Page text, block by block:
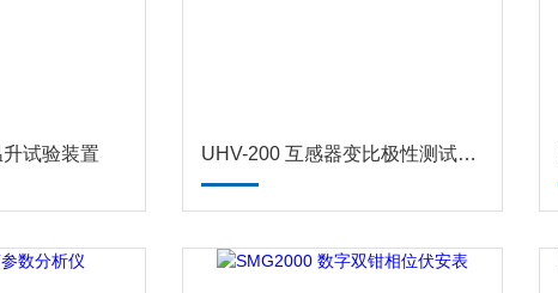
试验装置 UHV-200 互感器变比极性测试仪(离线)